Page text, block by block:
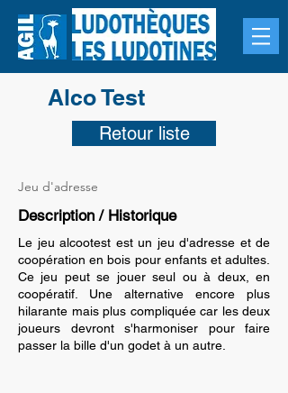
Alco Test
Retour liste
Jeu d'adresse
Description / Historique
Le jeu alcootest est un jeu d'adresse et de
coopération en bois pour enfants et adultes.
Ce jeu peut se jouer seul ou à deux, en
coopératif. Une alternative encore plus
hilarante mais plus compliquée car les deux
joueurs devront s'harmoniser pour faire
passer la bille d'un godet à un autre.